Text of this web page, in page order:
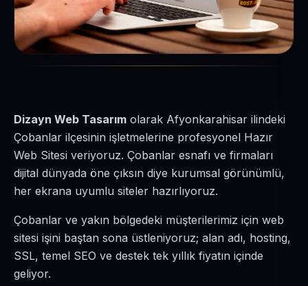
Dizayn Web Tasarım olarak Afyonkarahisar ilindeki
Çobanlar ilçesinin işletmelerine profesyonel Hazır
Web Sitesi veriyoruz. Çobanlar esnafı ve firmaları
dijital dünyada öne çıksın diye kurumsal görünümlü,
her ekrana uyumlu siteler hazırlıyoruz.
Çobanlar ve yakın bölgedeki müşterilerimiz için web
sitesi işini baştan sona üstleniyoruz; alan adı, hosting,
SSL, temel SEO ve destek tek yıllık fiyatın içinde
geliyor.